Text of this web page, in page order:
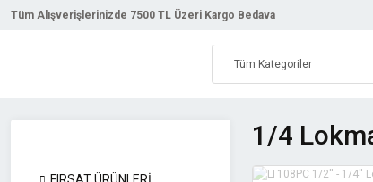
Tüm Alışverişlerinizde 7500 TL Üzeri Kargo Bedava
1/4